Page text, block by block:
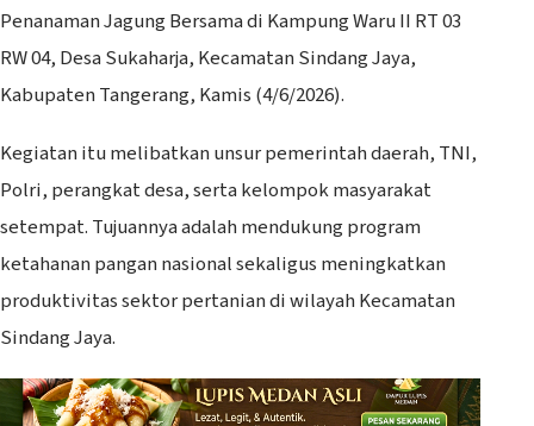
Penanaman Jagung Bersama di Kampung Waru II RT 03
RW 04, Desa Sukaharja, Kecamatan Sindang Jaya,
Kabupaten Tangerang, Kamis (4/6/2026).
Kegiatan itu melibatkan unsur pemerintah daerah, TNI,
Polri, perangkat desa, serta kelompok masyarakat
setempat. Tujuannya adalah mendukung program
ketahanan pangan nasional sekaligus meningkatkan
produktivitas sektor pertanian di wilayah Kecamatan
Sindang Jaya.